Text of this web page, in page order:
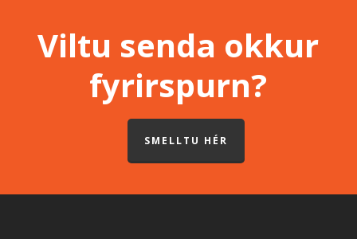
Viltu senda okkur
fyrirspurn?
SMELLTU HÉR